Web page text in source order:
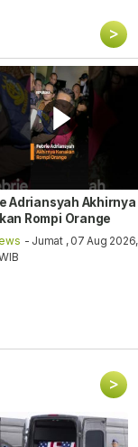
>
Adriansyah Akhirnya
Rompi Orange
- Jumat , 07 Aug 2026,
>